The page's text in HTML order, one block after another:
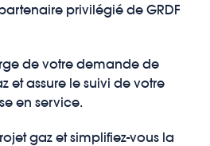
privilégié de GRDF
de votre demande de
et assure le suivi de votre
en service.
gaz et simplifiez-vous la